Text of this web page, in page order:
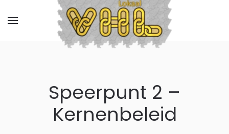
Speerpunt 2 –
Kernenbeleid